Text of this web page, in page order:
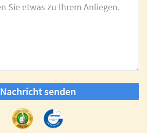
Nachricht senden